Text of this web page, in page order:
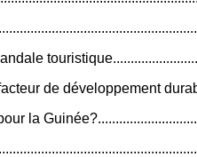
de développement
la